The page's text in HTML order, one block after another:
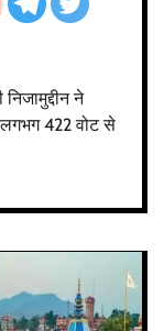
ने
422 वोट से